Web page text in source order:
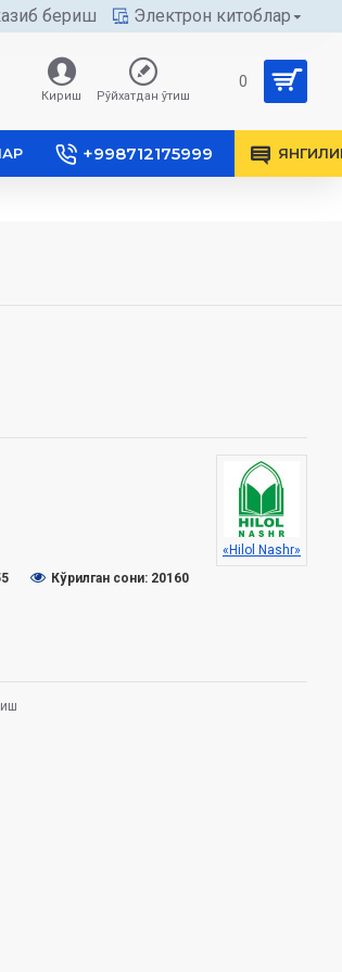
бериш Электрон китоблар
Кириш Рўйхатдан ўтиш
0
+998712175999
«Hilol Nashr»
Кўрилган сони: 20160